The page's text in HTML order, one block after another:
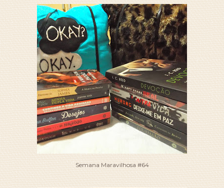
Semana Maravilhosa #64